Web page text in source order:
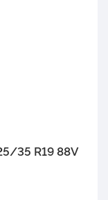
35 R19 88V